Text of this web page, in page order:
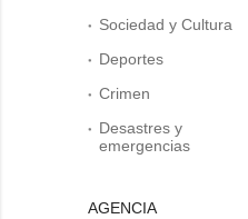
Sociedad y Cultura
Deportes
Crimen
Desastres y
emergencias
AGENCIA